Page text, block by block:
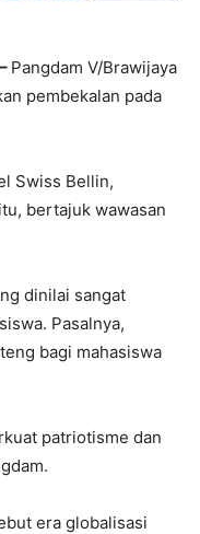
Pangdam V/Brawijaya
pembekalan pada
Swiss Bellin,
bertajuk wawasan
dinilai sangat
Pasalnya,
bagi mahasiswa
patriotisme dan
era globalisasi